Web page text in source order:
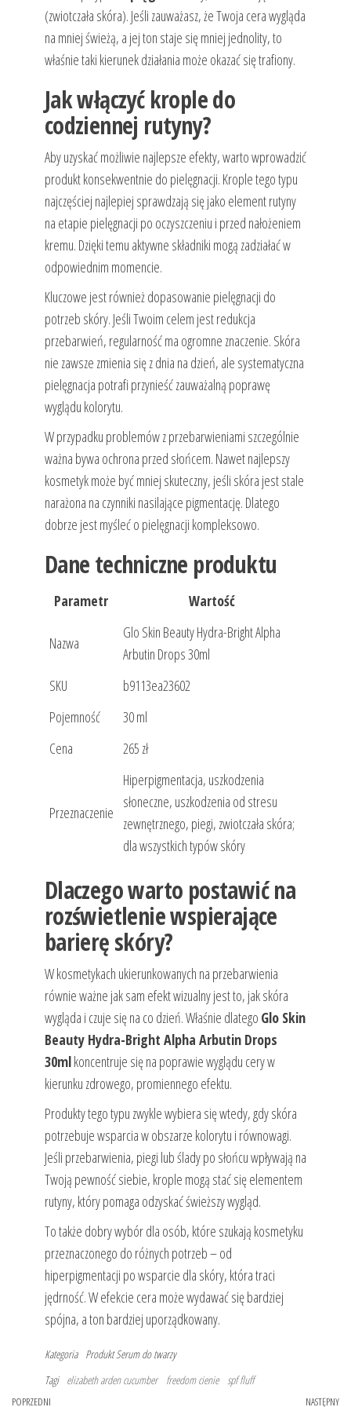
(zwiotczała skóra). Jeśli zauważasz, że Twoja cera wygląda
na mniej świeżą, a jej ton staje się mniej jednolity, to
właśnie taki kierunek działania może okazać się trafiony.
Jak włączyć krople do
codziennej rutyny?
Aby uzyskać możliwie najlepsze efekty, warto wprowadzić
produkt konsekwentnie do pielęgnacji. Krople tego typu
najczęściej najlepiej sprawdzają się jako element rutyny
na etapie pielęgnacji po oczyszczeniu i przed nałożeniem
kremu. Dzięki temu aktywne składniki mogą zadziałać w
odpowiednim momencie.
Kluczowe jest również dopasowanie pielęgnacji do
potrzeb skóry. Jeśli Twoim celem jest redukcja
przebarwień, regularność ma ogromne znaczenie. Skóra
nie zawsze zmienia się z dnia na dzień, ale systematyczna
pielęgnacja potrafi przynieść zauważalną poprawę
wyglądu kolorytu.
W przypadku problemów z przebarwieniami szczególnie
ważna bywa ochrona przed słońcem. Nawet najlepszy
kosmetyk może być mniej skuteczny, jeśli skóra jest stale
narażona na czynniki nasilające pigmentację. Dlatego
dobrze jest myśleć o pielęgnacji kompleksowo.
Dane techniczne produktu
Parametr Wartość
Nazwa
Glo Skin Beauty Hydra-Bright Alpha
Arbutin Drops 30ml
SKU
b9113ea23602
Pojemność
30 ml
Cena
265 zł
Przeznaczenie
Hiperpigmentacja, uszkodzenia
słoneczne, uszkodzenia od stresu
zewnętrznego, piegi, zwiotczała skóra;
dla wszystkich typów skóry
Dlaczego warto postawić na
rozświetlenie wspierające
barierę skóry?
W kosmetykach ukierunkowanych na przebarwienia
równie ważne jak sam efekt wizualny jest to, jak skóra
wygląda i czuje się na co dzień. Właśnie dlatego Glo Skin
Beauty Hydra-Bright Alpha Arbutin Drops
30mlkoncentruje się na poprawie wyglądu cery w
kierunku zdrowego, promiennego efektu.
Produkty tego typu zwykle wybiera się wtedy, gdy skóra
potrzebuje wsparcia w obszarze kolorytu i równowagi.
Jeśli przebarwienia, piegi lub ślady po słońcu wpływają na
Twoją pewność siebie, krople mogą stać się elementem
rutyny, który pomaga odzyskać świeższy wygląd.
To także dobry wybór dla osób, które szukają kosmetyku
przeznaczonego do różnych potrzeb – od
hiperpigmentacji po wsparcie dla skóry, która traci
jędrność. W efekcie cera może wydawać się bardziej
spójna, a ton bardziej uporządkowany.
Kategoria Produkt Serum do twarzy
Tagi elizabeth arden cucumber freedom cienie spf fluff
POPRZEDNI NASTĘPNY